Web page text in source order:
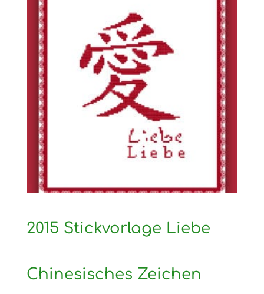
2015 Stickvorlage Liebe
Chinesisches Zeichen